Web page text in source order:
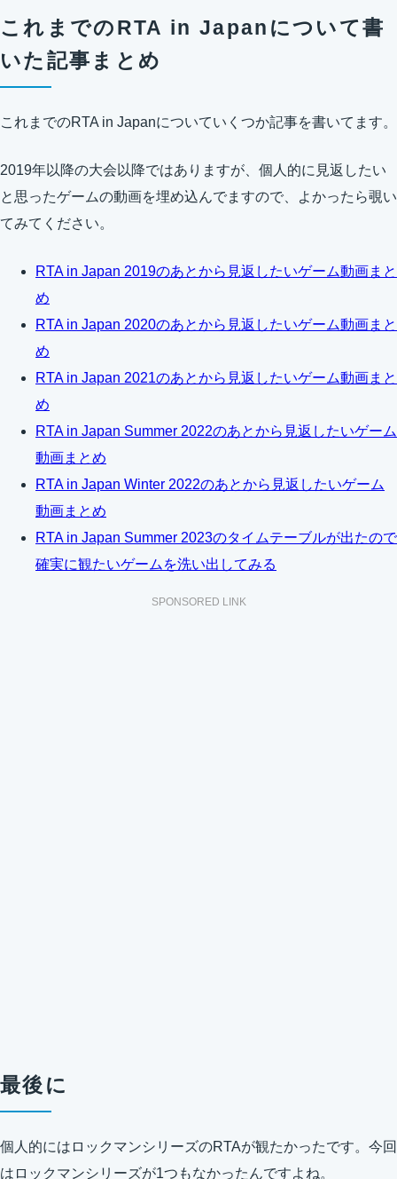
これまでのRTA in Japanについて書
いた記事まとめ
これまでのRTA in Japanについていくつか記事を書いてます。
2019年以降の大会以降ではありますが、個人的に見返したい
と思ったゲームの動画を埋め込んでますので、よかったら覗い
てみてください。
RTA in Japan 2019のあとから見返したいゲーム動画まと
め
RTA in Japan 2020のあとから見返したいゲーム動画まと
め
RTA in Japan 2021のあとから見返したいゲーム動画まと
め
RTA in Japan Summer 2022のあとから見返したいゲーム
動画まとめ
RTA in Japan Winter 2022のあとから見返したいゲーム
動画まとめ
RTA in Japan Summer 2023のタイムテーブルが出たので
確実に観たいゲームを洗い出してみる
SPONSORED LINK
最後に
個人的にはロックマンシリーズのRTAが観たかったです。今回
はロックマンシリーズが1つもなかったんですよね。